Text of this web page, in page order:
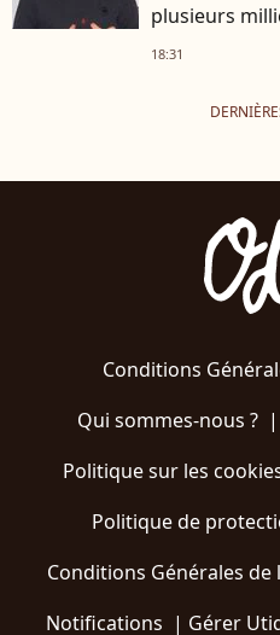
plusieurs
18:31
Conditions
Qui sommes-nous ?|
Politique sur les
Politique de
Conditions Générales
Notifications | Gérer